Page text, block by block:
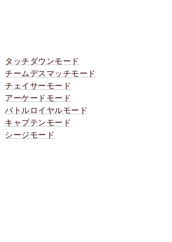
タッチダウンモード
チームデスマッチモード
チェイサーモード
アーケードモード
バトルロイヤルモード
キャプテンモード
シージモード